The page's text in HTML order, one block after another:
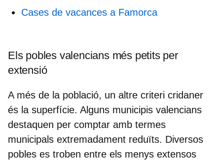
Cases de vacances a Famorca
Els pobles valencians més petits per
extensió
A més de la població, un altre criteri cridaner
és la superfície. Alguns municipis valencians
destaquen per comptar amb termes
municipals extremadament reduïts. Diversos
pobles es troben entre els menys extensos